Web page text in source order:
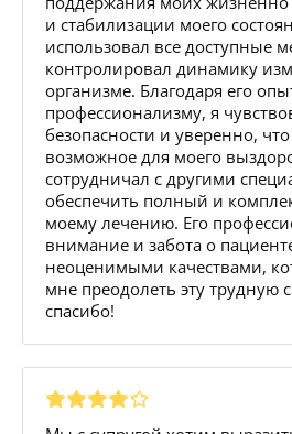
и стабилизации моего
использовал все доступные
контролировал динамику
организме. Благодаря его
профессионализму, я
безопасности и уверенно, что
возможное для моего
сотрудничал с другими
обеспечить полный и
моему лечению. Его
внимание и забота о
неоценимыми качествами,
мне преодолеть эту трудную
спасибо!